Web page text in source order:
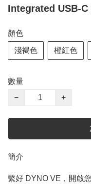
Integrated USB-C
顏色
淺褐色 橙紅色
數量
−
+
簡介
繫好 DYNO VE，開啟